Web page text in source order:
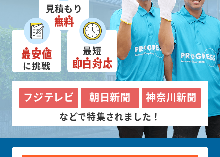
見積もり
無料
最安値
に挑戦
最短
即日対応
フジテレビ 朝日新聞 神奈川新聞
などで特集されました！